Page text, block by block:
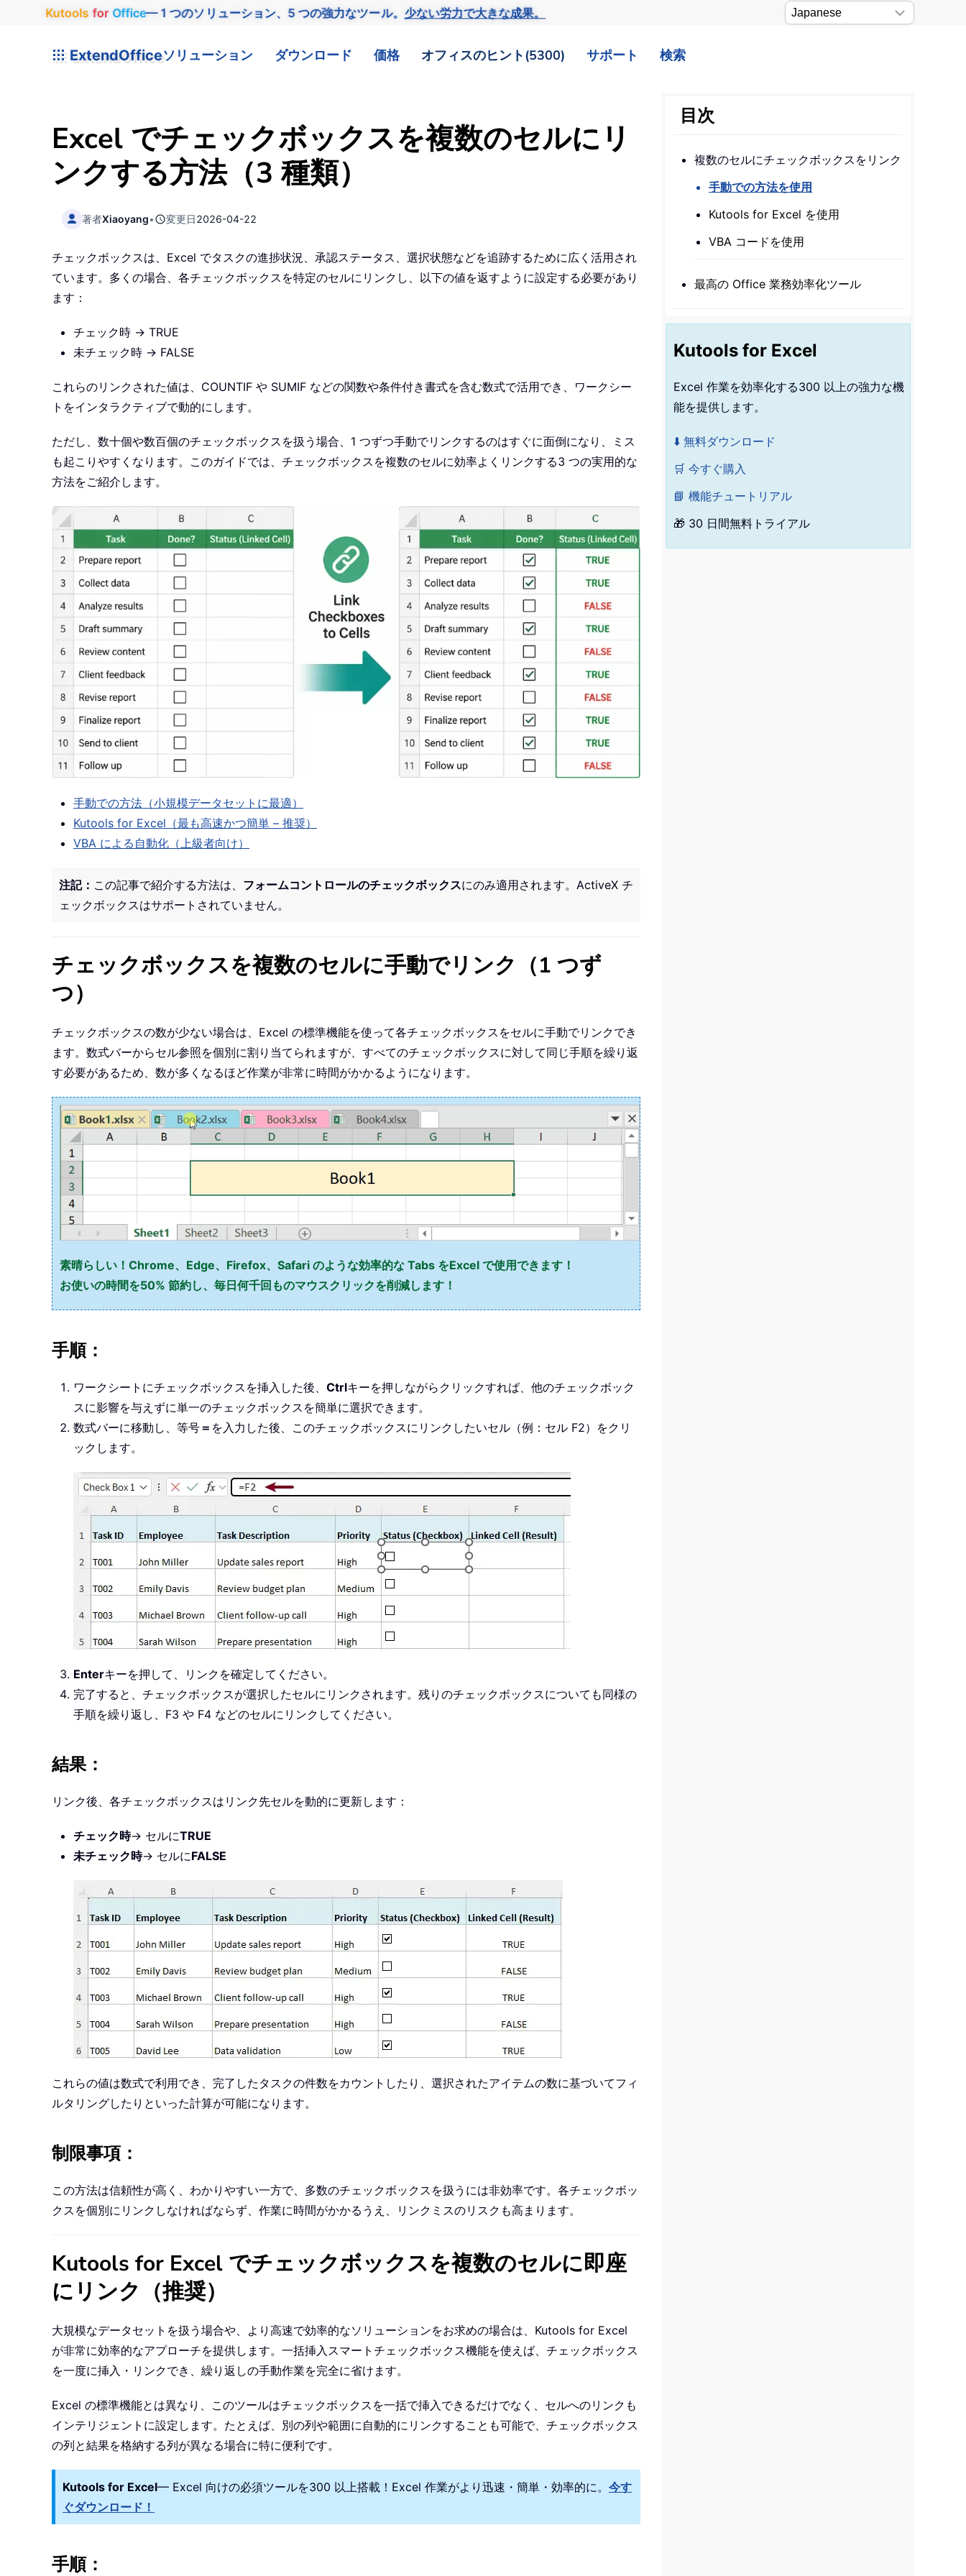
Kutools for Office— 1 つのソリューション、5 つの強力なツール。 少ない労力で大きな成果。
ExtendOfficeソリューション ダウンロード 価格 オフィスのヒント(5300) サポート 検索
Excel でチェックボックスを複数のセルにリ
ンクする方法（3 種類）
著者Xiaoyang• 変更日2026-04-22
チェックボックスは、Excel でタスクの進捗状況、承認ステータス、選択状態などを追跡するために広く活用され
ています。多くの場合、各チェックボックスを特定のセルにリンクし、以下の値を返すように設定する必要があり
ます：
チェック時 → TRUE
未チェック時 → FALSE
これらのリンクされた値は、COUNTIF や SUMIF などの関数や条件付き書式を含む数式で活用でき、ワークシー
トをインタラクティブで動的にします。
ただし、数十個や数百個のチェックボックスを扱う場合、1 つずつ手動でリンクするのはすぐに面倒になり、ミス
も起こりやすくなります。このガイドでは、チェックボックスを複数のセルに効率よくリンクする3 つの実用的な
方法をご紹介します。
手動での方法（小規模データセットに最適）
Kutools for Excel（最も高速かつ簡単 – 推奨）
VBA による自動化（上級者向け）
注記： この記事で紹介する方法は、 フォームコントロールのチェックボックスにのみ適用されます。ActiveX チ
ェックボックスはサポートされていません。
チェックボックスを複数のセルに手動でリンク（1 つず
つ）
チェックボックスの数が少ない場合は、Excel の標準機能を使って各チェックボックスをセルに手動でリンクでき
ます。数式バーからセル参照を個別に割り当てられますが、すべてのチェックボックスに対して同じ手順を繰り返
す必要があるため、数が多くなるほど作業が非常に時間がかかるようになります。
素晴らしい！Chrome、Edge、Firefox、Safari のような効率的な Tabs をExcel で使用できます！
お使いの時間を50% 節約し、毎日何千回ものマウスクリックを削減します！
手順：
ワークシートにチェックボックスを挿入した後、 Ctrlキーを押しながらクリックすれば、他のチェックボック
スに影響を与えずに単一のチェックボックスを簡単に選択できます。
数式バーに移動し、等号＝ を入力した後、このチェックボックスにリンクしたいセル（例：セル F2）をクリ
ックします。
Enterキーを押して、リンクを確定してください。
完了すると、チェックボックスが選択したセルにリンクされます。残りのチェックボックスについても同様の
手順を繰り返し、F3 や F4 などのセルにリンクしてください。
結果：
リンク後、各チェックボックスはリンク先セルを動的に更新します：
チェック時→ セルにTRUE
未チェック時→ セルにFALSE
これらの値は数式で利用でき、完了したタスクの件数をカウントしたり、選択されたアイテムの数に基づいてフィ
ルタリングしたりといった計算が可能になります。
制限事項：
この方法は信頼性が高く、わかりやすい一方で、多数のチェックボックスを扱うには非効率です。各チェックボッ
クスを個別にリンクしなければならず、作業に時間がかかるうえ、リンクミスのリスクも高まります。
Kutools for Excel でチェックボックスを複数のセルに即座
にリンク（推奨）
大規模なデータセットを扱う場合や、より高速で効率的なソリューションをお求めの場合は、Kutools for Excel
が非常に効率的なアプローチを提供します。一括挿入スマートチェックボックス機能を使えば、チェックボックス
を一度に挿入・リンクでき、繰り返しの手動作業を完全に省けます。
Excel の標準機能とは異なり、このツールはチェックボックスを一括で挿入できるだけでなく、セルへのリンクも
インテリジェントに設定します。たとえば、別の列や範囲に自動的にリンクすることも可能で、チェックボックス
の列と結果を格納する列が異なる場合に特に便利です。
Kutools for Excel— Excel 向けの必須ツールを300 以上搭載！Excel 作業がより迅速・簡単・効率的に。 今す
ぐダウンロード！
手順：
目次
複数のセルにチェックボックスをリンク
手動での方法を使用
Kutools for Excel を使用
VBA コードを使用
最高の Office 業務効率化ツール
Kutools for Excel
Excel 作業を効率化する300 以上の強力な機
能を提供します。
⬇️ 無料ダウンロード
🛒 今すぐ購入
📘 機能チュートリアル
🎁 30 日間無料トライアル